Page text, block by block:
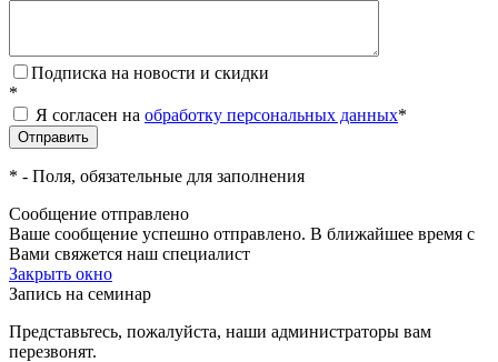
Подписка на новости и скидки
*
Я согласен на обработку персональных данных*
* - Поля, обязательные для заполнения
Сообщение отправлено
Ваше сообщение успешно отправлено. В ближайшее время с
Вами свяжется наш специалист
Закрыть окно
Запись на семинар
Представьтесь, пожалуйста, наши администраторы вам
перезвонят.